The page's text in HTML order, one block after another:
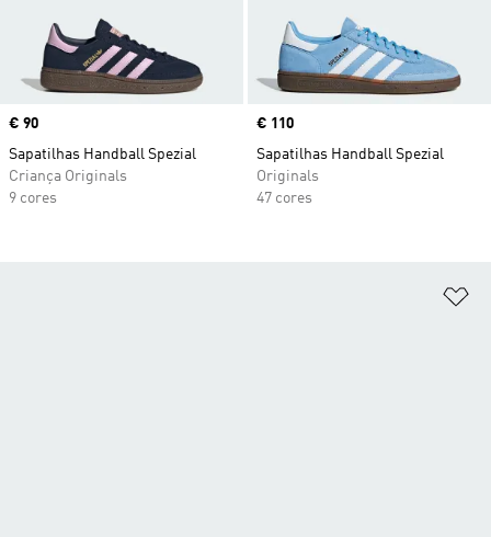
Price
€ 90
Sapatilhas Handball Spezial
Criança Originals
9 cores
Price
€ 110
Sapatilhas Handball Spezial
Originals
47 cores